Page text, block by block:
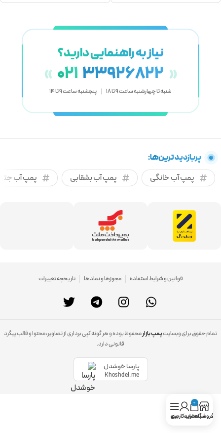
نیاز به راهنمایی دارید؟
« 021 33926822 »
شنبه تا چهارشنبه ساعت 9 تا 18 | پنجشنبه ساعت 9 تا 14
پربازدید ترین‌ها:
پمپ آب خانگی
پمپ آب بشقابی پمپ آب
قوانین و شرایط استفاده مجوزها و نمادها تاریخچه تغییرات
تمام حقوق برای وبسایتپمپ بازارمحفوظ بوده و هر گونه کپی برداری از تصاویر، محتوا و قالب پیگرد
قانونی دارد.
پارسا خوشدل
Khoshdel.me
فروشگاه
0
سبد خرید
حساب کاربری
منو